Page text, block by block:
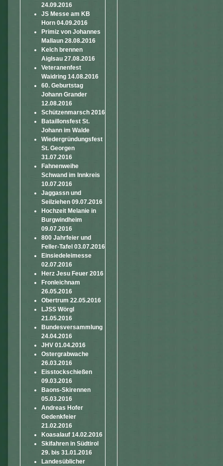
24.09.2016
JS Messe am KB
Horn 04.09.2016
Primiz von Johannes
Mallaun 28.08.2016
Kelch brennen
Aiglsau 27.08.2016
Veteranenfest
Waidring 14.08.2016
60. Geburtstag
Johann Grander
12.08.2016
Schützenmarsch 2016
Bataillonsfest St.
Johann im Walde
Wiedergründungsfest
St. Georgen
31.07.2016
Fahnenweihe
Schwand im Innkreis
10.07.2016
Jaggassn und
Seilziehen 09.07.2016
Hochzeit Melanie in
Burgwindheim
09.07.2016
800 Jahrfeier und
Feller-Tafel 03.07.2016
Einsiedeleimesse
02.07.2016
Herz Jesu Feuer 2016
Fronleichnam
26.05.2016
Obertrum 22.05.2016
LJSS Wörgl
21.05.2016
Bundesversammlung
24.04.2016
JHV 01.04.2016
Ostergrabwache
26.03.2016
Eisstockschießen
09.03.2016
Baons-Skirennen
05.03.2016
Andreas Hofer
Gedenkfeier
21.02.2016
Koasalauf 14.02.2016
Skifahren in Südtirol
29. bis 31.01.2016
Landesüblicher